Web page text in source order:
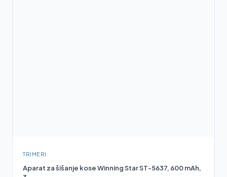
TRIMERI
Aparat za šišanje kose Winning Star ST-5637, 600 mAh,